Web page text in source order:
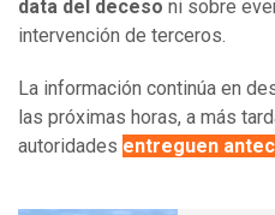
data del deceso ni sobre
intervención de terceros.
La información continúa en
las próximas horas, a más
autoridades entreguen